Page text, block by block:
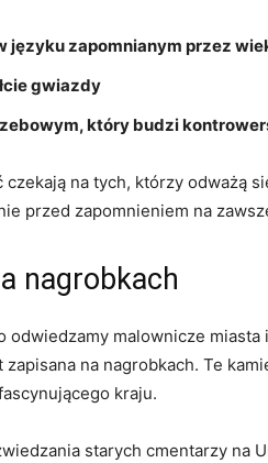
języku zapomnianym przez
gwiazdy
który budzi
na‌ tych, którzy odważą‌
przed⁤ zapomnieniem​ na
nagrobkach
malownicze
na nagrobkach. Te⁤
kraju.
starych cmentarzy